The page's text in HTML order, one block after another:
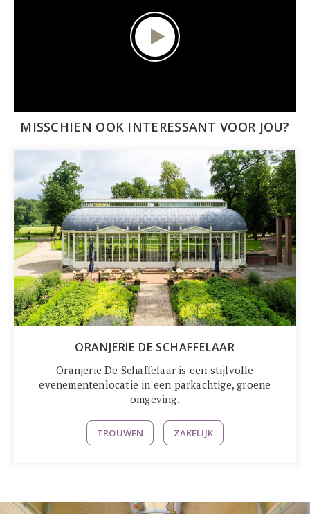
MISSCHIEN OOK INTERESSANT VOOR JOU?
ORANJERIE DE SCHAFFELAAR
Oranjerie De Schaffelaar is een stijlvolle
evenementenlocatie in een parkachtige, groene
omgeving.
TROUWEN ZAKELIJK